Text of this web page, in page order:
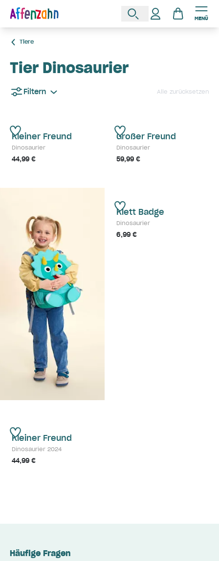
MENÜ
Tiere
Tier Dinosaurier
Filtern Alle zurücksetzen
Kleiner Freund
Dinosaurier
44,99 €
Großer Freund
Dinosaurier
59,99 €
Klett Badge
Dinosaurier
6,99 €
Kleiner Freund
Dinosaurier 2024
44,99 €
Häufige Fragen